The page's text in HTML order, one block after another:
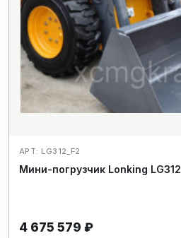
АРТ: LG312_F2
Мини-погрузчик Lonking LG312
4 675 579 ₽